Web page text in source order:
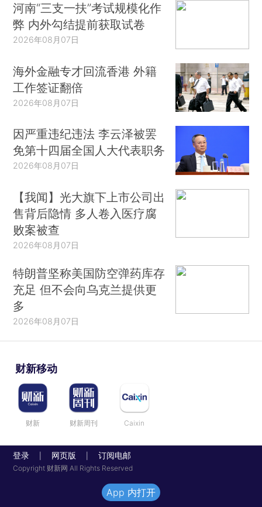
河南“三支一扶”考试规模化作
弊 内外勾结提前获取试卷
2026年08月07日
海外金融专才回流香港 外籍
工作签证翻倍
2026年08月07日
因严重违纪违法 李云泽被罢
免第十四届全国人大代表职务
2026年08月07日
【我闻】光大旗下上市公司出
售背后隐情 多人卷入医疗腐
败案被查
2026年08月07日
特朗普坚称美国防空弹药库存
充足 但不会向乌克兰提供更
多
2026年08月07日
财新移动
财新 财新周刊 Caixin
登录 网页版 订阅电邮
Copyright 财新网 All Rights Reserved
App 内打开